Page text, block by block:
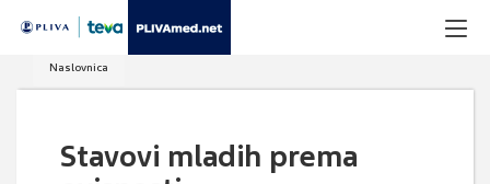
Naslovnica
Stavovi mladih prema